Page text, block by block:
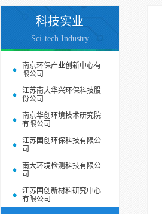
科技实业
Sci-tech Industry
南京环保产业创新中心有
限公司
江苏南大华兴环保科技股
份公司
南京华创环境技术研究院
有限公司
江苏国创环保科技有限公
司
南大环境检测科技有限公
司
江苏国创新材料研究中心
有限公司